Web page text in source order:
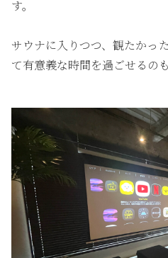
す。
サウナに入りつつ、観たかっ
て有意義な時間を過ごせるの